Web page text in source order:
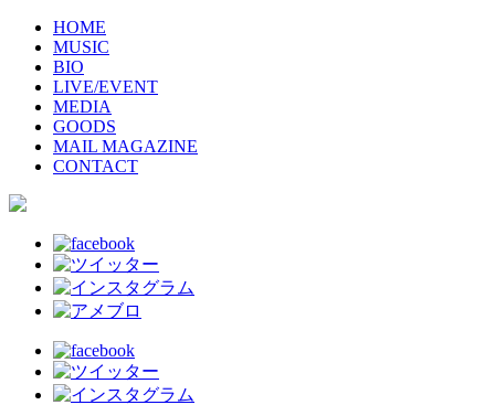
HOME
MUSIC
BIO
LIVE/EVENT
MEDIA
GOODS
MAIL MAGAZINE
CONTACT